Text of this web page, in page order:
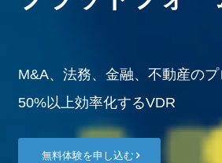
M&A、法務、金融、不動産のプ
50%以上効率化するVDR
無料体験を申し込む